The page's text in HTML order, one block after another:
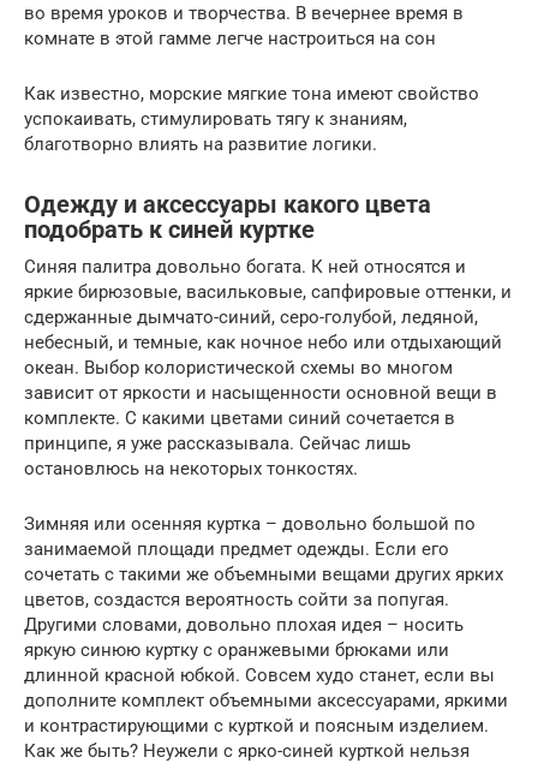
во время уроков и творчества. В вечернее время в
комнате в этой гамме легче настроиться на сон
Как известно, морские мягкие тона имеют свойство
успокаивать, стимулировать тягу к знаниям,
благотворно влиять на развитие логики.
Одежду и аксессуары какого цвета
подобрать к синей куртке
Синяя палитра довольно богата. К ней относятся и
яркие бирюзовые, васильковые, сапфировые оттенки, и
сдержанные дымчато-синий, серо-голубой, ледяной,
небесный, и темные, как ночное небо или отдыхающий
океан. Выбор колористической схемы во многом
зависит от яркости и насыщенности основной вещи в
комплекте. С какими цветами синий сочетается в
принципе, я уже рассказывала. Сейчас лишь
остановлюсь на некоторых тонкостях.
Зимняя или осенняя куртка – довольно большой по
занимаемой площади предмет одежды. Если его
сочетать с такими же объемными вещами других ярких
цветов, создастся вероятность сойти за попугая.
Другими словами, довольно плохая идея – носить
яркую синюю куртку с оранжевыми брюками или
длинной красной юбкой. Совсем худо станет, если вы
дополните комплект объемными аксессуарами, яркими
и контрастирующими с курткой и поясным изделием.
Как же быть? Неужели с ярко-синей курткой нельзя